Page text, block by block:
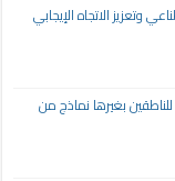
وتعزيز الاتجاه الإيجابي
بغيرها نماذج من